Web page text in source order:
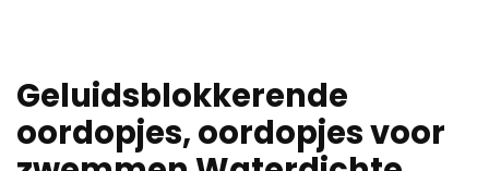
Geluidsblokkerende
oordopjes, oordopjes voor